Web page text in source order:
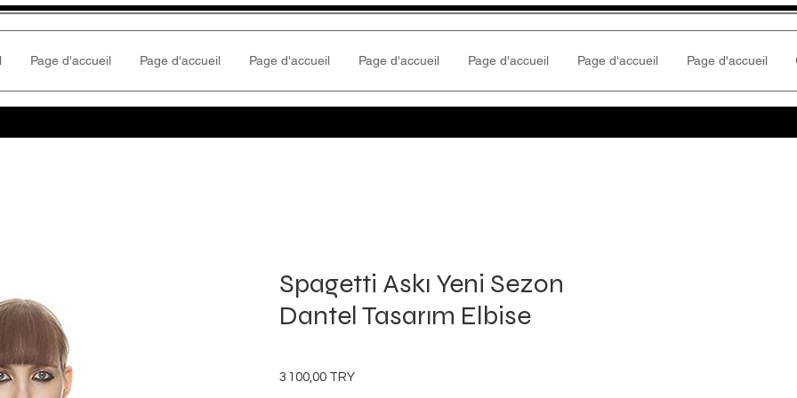
Page d'accueil Page d'accueil Page d'accueil Page d'accueil Page d'accueil Page d'accueil Page d'accueil
Spagetti Askı Yeni Sezon
Dantel Tasarım Elbise
3 100,00 TRYPrix